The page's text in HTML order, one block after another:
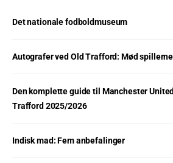
Det nationale fodboldmuseum
Autografer ved Old Trafford: Mød
Den komplette guide til Manchester
Trafford 2025/2026
Indisk mad: Fem anbefalinger